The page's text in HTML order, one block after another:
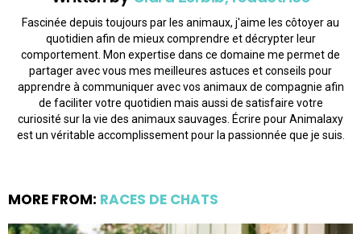
Fascinée depuis toujours par les animaux, j'aime les côtoyer au
quotidien afin de mieux comprendre et décrypter leur
comportement. Mon expertise dans ce domaine me permet de
partager avec vous mes meilleures astuces et conseils pour
apprendre à communiquer avec vos animaux de compagnie afin
de faciliter votre quotidien mais aussi de satisfaire votre
curiosité sur la vie des animaux sauvages. Écrire pour Animalaxy
est un véritable accomplissement pour la passionnée que je suis.
MORE FROM: RACES DE CHATS